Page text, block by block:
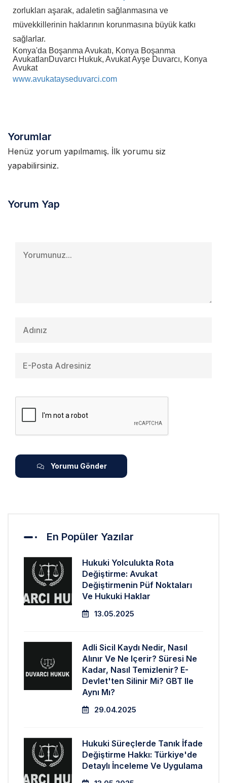
zorlukları aşarak, adaletin sağlanmasına ve
müvekkillerinin haklarının korunmasına büyük katkı
sağlarlar.
Konya'da Boşanma Avukatı, Konya Boşanma
AvukatlarıDuvarcı Hukuk, Avukat Ayşe Duvarcı, Konya
Avukat
www.avukatayseduvarci.com
Yorumlar
Henüz yorum yapılmamış. İlk yorumu siz
yapabilirsiniz.
Yorum Yap
Yorumu Gönder
En Popüler Yazılar
Hukuki Yolculukta Rota
Değiştirme: Avukat
Değiştirmenin Püf Noktaları
Ve Hukuki Haklar
13.05.2025
Adli Sicil Kaydı Nedir, Nasıl
Alınır Ve Ne Içerir? Süresi Ne
Kadar, Nasıl Temizlenir? E-
Devlet'ten Silinir Mi? GBT Ile
Aynı Mı?
29.04.2025
Hukuki Süreçlerde Tanık İfade
Değiştirme Hakkı: Türkiye'de
Detaylı İnceleme Ve Uygulama